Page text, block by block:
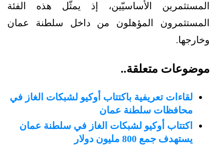
المستثمرين الأساسيّين، إذ يمثّل هذه الفئة
المستثمرون المؤهلون من داخل سلطنة عمان
وخارجها.
موضوعات متعلقة..
لقاءات تعريفية باكتتاب أوكيو لشبكات الغاز في
محافظات سلطنة عمان
اكتتاب أوكيو لشبكات الغاز في سلطنة عمان
يستهدف جمع 800 مليون دولار